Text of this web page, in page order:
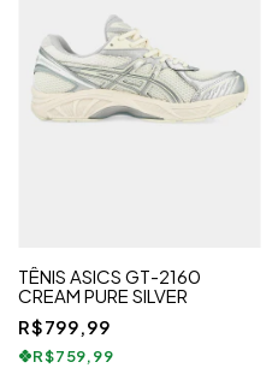
TÊNIS ASICS GT-2160
CREAM PURE SILVER
R$799,99
R$759,99